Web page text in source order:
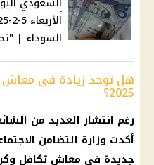
السوداء |
هل توجد زيادة في معاش
2025؟
رغم انتشار العديد من
أكدت وزارة التضامن